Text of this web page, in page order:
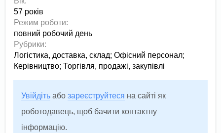
57 років
Режим роботи:
повний робочий день
Рубрики:
Логістика, доставка, склад; Офісний персонал;
Керівництво; Торгівля, продажі, закупівлі
Увійдіть абозареєструйтеся на сайті як
роботодавець, щоб бачити контактну
інформацію.